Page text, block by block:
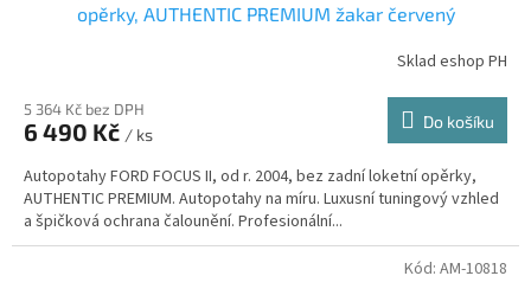
opěrky, AUTHENTIC PREMIUM žakar červený
Sklad eshop PH
5 364 Kč bez DPH
6 490 Kč / ks
Do košíku
Autopotahy FORD FOCUS II, od r. 2004, bez zadní loketní opěrky,
AUTHENTIC PREMIUM. Autopotahy na míru. Luxusní tuningový vzhled
a špičková ochrana čalounění. Profesionální...
Kód: AM-10818